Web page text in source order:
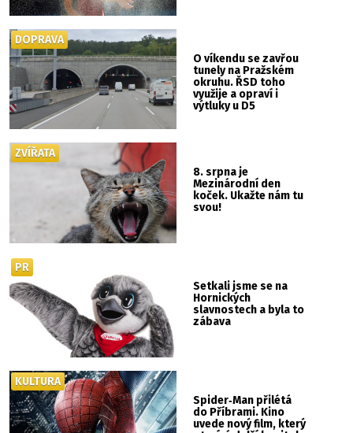
O víkendu se zavřou
tunely na Pražském
okruhu. ŘSD toho
využije a opraví i
výtluky u D5
DOPRAVA
8. srpna je
Mezinárodní den
koček. Ukažte nám tu
svou!
ZVÍŘATA
Setkali jsme se na
Hornických
slavnostech a byla to
zábava
PR
Spider‑Man přilétá
do Příbrami. Kino
uvede nový film, který
KULTURA